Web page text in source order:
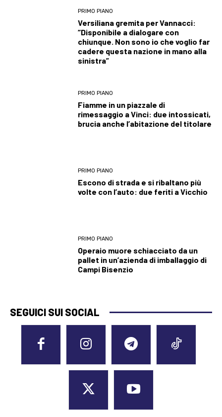
PRIMO PIANO
Versiliana gremita per Vannacci:
“Disponibile a dialogare con
chiunque. Non sono io che voglio far
cadere questa nazione in mano alla
sinistra”
PRIMO PIANO
Fiamme in un piazzale di
rimessaggio a Vinci: due intossicati,
brucia anche l’abitazione del titolare
PRIMO PIANO
Escono di strada e si ribaltano più
volte con l’auto: due feriti a Vicchio
PRIMO PIANO
Operaio muore schiacciato da un
pallet in un’azienda di imballaggio di
Campi Bisenzio
SEGUICI SUI SOCIAL